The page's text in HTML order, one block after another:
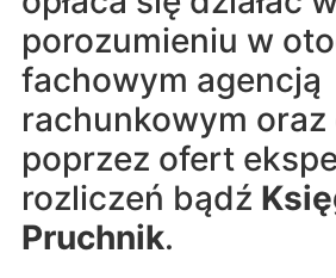
porozumieniu w
fachowym agencją
rachunkowym oraz
poprzez ofert
rozliczeń bądź
Pruchnik.